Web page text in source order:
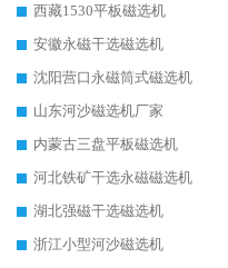
西藏1530平板磁选机
安徽永磁干选磁选机
沈阳营口永磁筒式磁选机
山东河沙磁选机厂家
内蒙古三盘平板磁选机
河北铁矿干选永磁磁选机
湖北强磁干选磁选机
浙江小型河沙磁选机